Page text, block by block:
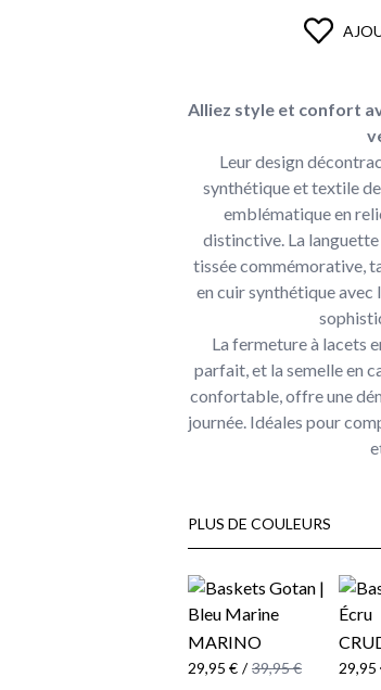
Alliez style et confort
Leur design
synthétique et textile
emblématique en
distinctive. La
tissée commémorative,
en cuir synthétique avec
La fermeture à lacets
parfait, et la semelle en
confortable, offre une
journée. Idéales pour
PLUS DE COULEURS
MARINO
29,95 € / 39,95 € 29,95